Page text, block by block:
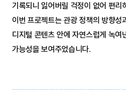
기록되니 잃어버릴 걱정이 없어 편리
이번 프로젝트는 관광 정책의 방향성
디지털 콘텐츠 안에 자연스럽게 녹여
가능성을 보여주었습니다.